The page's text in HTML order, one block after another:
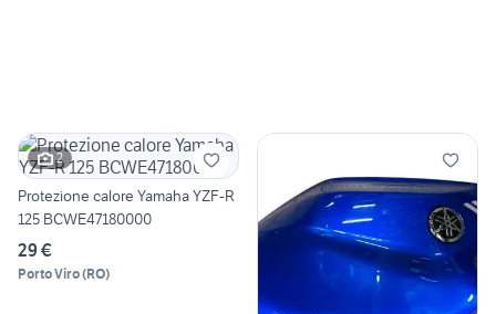
2
Protezione calore Yamaha YZF-R
125 BCWE47180000
29 €
Porto Viro(RO)